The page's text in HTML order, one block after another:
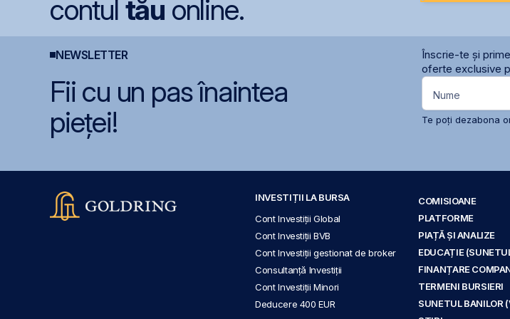
contul tău online.
NEWSLETTER
Înscrie-te și
oferte exclusive
Fii cu un pas înaintea
pieței!
Nume
Te poți dezabona
INVESTIȚII LA BURSA
Cont Investiții Global
Cont Investiții BVB
Cont Investiții gestionat de broker
Consultanță Investiții
Cont Investiții Minori
Deducere 400 EUR
COMISIOANE
PLATFORME
PIAȚĂ ȘI ANALIZE
EDUCAȚIE
FINANȚARE
TERMENI BURSIERI
SUNETUL BANILOR